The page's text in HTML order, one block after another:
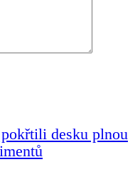
desku plnou